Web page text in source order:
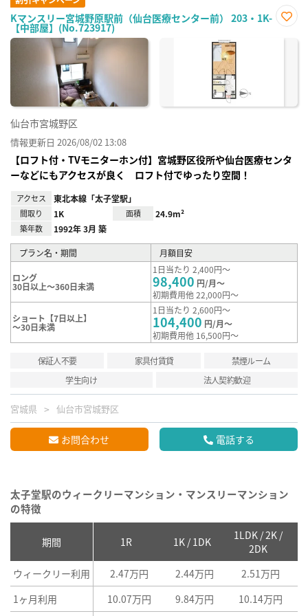
Kマンスリー宮城野原駅前（仙台医療センター前） 203・1K-
【中部屋】(No.723917)
に入
仙台市宮城野区
情報更新日 2026/08/02 13:08
【ロフト付・TVモニターホン付】宮城野区役所や仙台医療センタ
ーなどにもアクセスが良く ロフト付でゆったり空間！
アクセス 東北本線「太子堂駅」
間取り 1K 面積 24.9m²
築年数 1992年 3月 築
プラン名・期間 月額目安
ロング
30日以上～360日未満
1日当たり 2,400円～
98,400 円/月～
初期費用他 22,000円～
ショート【7日以上】
～30日未満
1日当たり 2,600円～
104,400 円/月～
初期費用他 16,500円～
保証人不要 家具付賃貸
禁煙ルーム
学生向け
法人契約歓迎
宮城県 仙台市宮城野区
お問合わせ 電話する
太子堂駅のウィークリーマンション・マンスリーマンション
の特徴
期間 1R 1K / 1DK
1LDK / 2K /
2DK
ウィークリー利用 2.47万円 2.44万円 2.51万円
1ヶ月利用
10.07万円 9.84万円 10.14万円